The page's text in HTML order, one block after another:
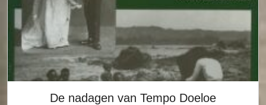
De nadagen van Tempo Doeloe